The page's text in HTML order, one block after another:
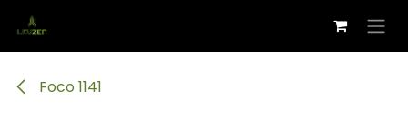
Foco 1141